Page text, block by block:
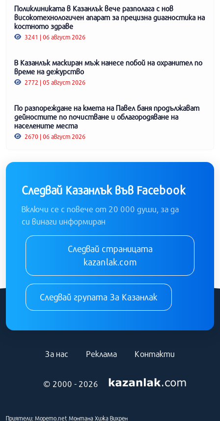
Поликлиниката в Казанлък вече разполага с нов
високотехнологичен апарат за прецизна диагностика на
костното здраве
3241 | 06 август 2026
В Казанлък маскиран мъж нанесе побой на охранител по
време на дежурство
2772 | 05 август 2026
По разпореждане на кмета на Павел баня продължават
дейностите по почистване и облагородяване на
населените места
2670 | 06 август 2026
Следвай Казанлък във Facebook
Включи се с повече от 20 000 души, за да
си винаги информиран
Следвай страницата
kazanlak.com
Следвай групата За Казанлак
© 2000 - 2026
За нас Реклама Контакти
Приятели: Морето.net Монтана Хижа Вихрен